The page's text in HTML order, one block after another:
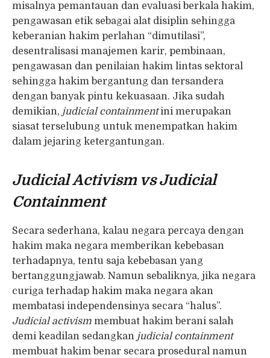
misalnya pemantauan dan evaluasi berkala hakim,
pengawasan etik sebagai alat disiplin sehingga
keberanian hakim perlahan “dimutilasi”,
desentralisasi manajemen karir, pembinaan,
pengawasan dan penilaian hakim lintas sektoral
sehingga hakim bergantung dan tersandera
dengan banyak pintu kekuasaan. Jika sudah
demikian, judicial containmentini merupakan
siasat terselubung untuk menempatkan hakim
dalam jejaring ketergantungan.
Judicial Activism vs Judicial
Containment
Secara sederhana, kalau negara percaya dengan
hakim maka negara memberikan kebebasan
terhadapnya, tentu saja kebebasan yang
bertanggungjawab. Namun sebaliknya, jika negara
curiga terhadap hakim maka negara akan
membatasi independensinya secara “halus”.
Judicial activism membuat hakim berani salah
demi keadilan sedangkan judicial containment
membuat hakim benar secara prosedural namun